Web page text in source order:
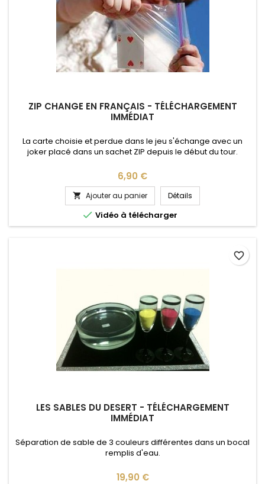
ZIP CHANGE EN FRANÇAIS - TÉLÉCHARGEMENT
IMMÉDIAT
La carte choisie et perdue dans le jeu s'échange avec un
joker placé dans un sachet ZIP depuis le début du tour.
Prix
6,90 €
 Ajouter au panier Détails
 Vidéo à télécharger
LES SABLES DU DESERT - TÉLÉCHARGEMENT
IMMÉDIAT
Séparation de sable de 3 couleurs différentes dans un bocal
remplis d'eau.
Prix
19,90 €
favorite_border